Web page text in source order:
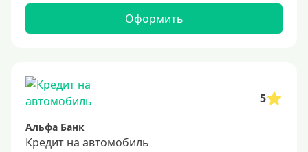
Оформить
5
Альфа Банк
Кредит на автомобиль